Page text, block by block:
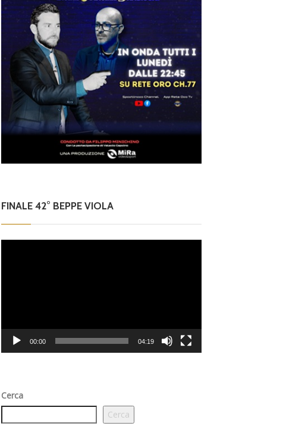
FINALE 42° BEPPE VIOLA
00:00 04:19
Cerca
Cerca